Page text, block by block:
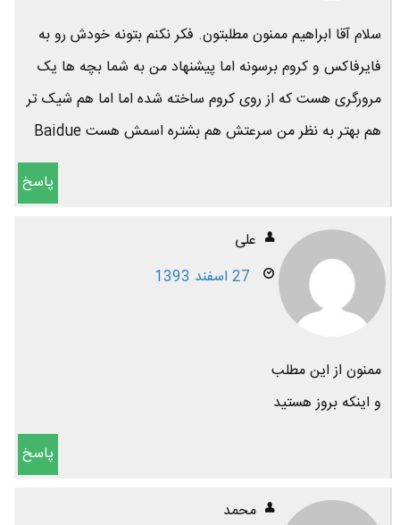
سلام آقا ابراهیم ممنون مطلبتون. فکر نکنم بتونه خودش رو به
فایرفاکس و کروم برسونه اما پیشنهاد من به شما بچه ها یک
مرورگری هست که از روی کروم ساخته شده اما اما هم شیک تر
هم بهتر به نظر من سرعتش هم بشتره اسمش هست Baidue
پاسخ
علی
27 اسفند 1393
ممنون از این مطلب
و اینکه بروز هستید
پاسخ
محمد